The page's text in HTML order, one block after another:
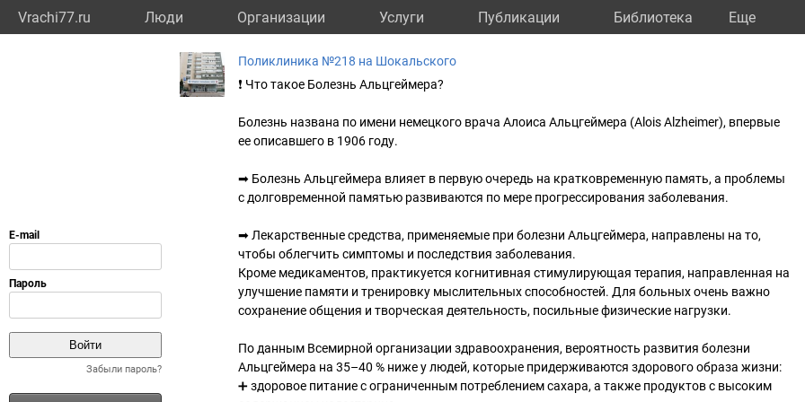
Vrachi77.ru Люди Организации Услуги Публикации Библиотека Eще
Забыли пароль?
Поликлиника №218 на Шокальского
❗️ Что такое Болезнь Альцгеймера?
Болезнь названа по имени немецкого врача Алоиса Альцгеймера (Alois Alzheimer), впервые
ее описавшего в 1906 году.
➡ Болезнь Альцгеймера влияет в первую очередь на кратковременную память, а проблемы
с долговременной памятью развиваются по мере прогрессирования заболевания.
➡ Лекарственные средства, применяемые при болезни Альцгеймера, направлены на то,
чтобы облегчить симптомы и последствия заболевания.
Кроме медикаментов, практикуется когнитивная стимулирующая терапия, направленная на
улучшение памяти и тренировку мыслительных способностей. Для больных очень важно
сохранение общения и творческая деятельность, посильные физические нагрузки.
По данным Всемирной организации здравоохранения, вероятность развития болезни
Альцгеймера на 35–40 % ниже у людей, которые придерживаются здорового образа жизни:
➕ здоровое питание с ограниченным потреблением сахара, а также продуктов с высоким